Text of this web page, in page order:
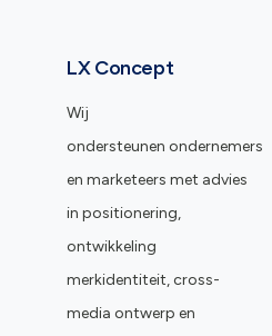
LX Concept
Wij
ondersteunen ondernemers
en marketeers met advies
in positionering,
ontwikkeling
merkidentiteit, cross-
media ontwerp en